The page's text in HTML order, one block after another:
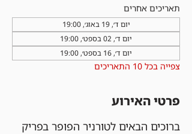
תאריכים אחרים
יום ד׳, 19 באוג׳, 19:00
יום ד׳, 02 בספט׳, 19:00
יום ד׳, 16 בספט׳, 19:00
צפייה בכל 10 התאריכים
פרטי האירוע
ברוכים הבאים לטורניר הפופר בפריק